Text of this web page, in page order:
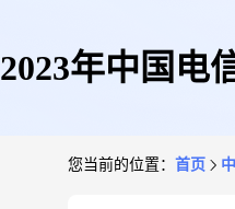
2023年中国电
您当前的位置： 首页